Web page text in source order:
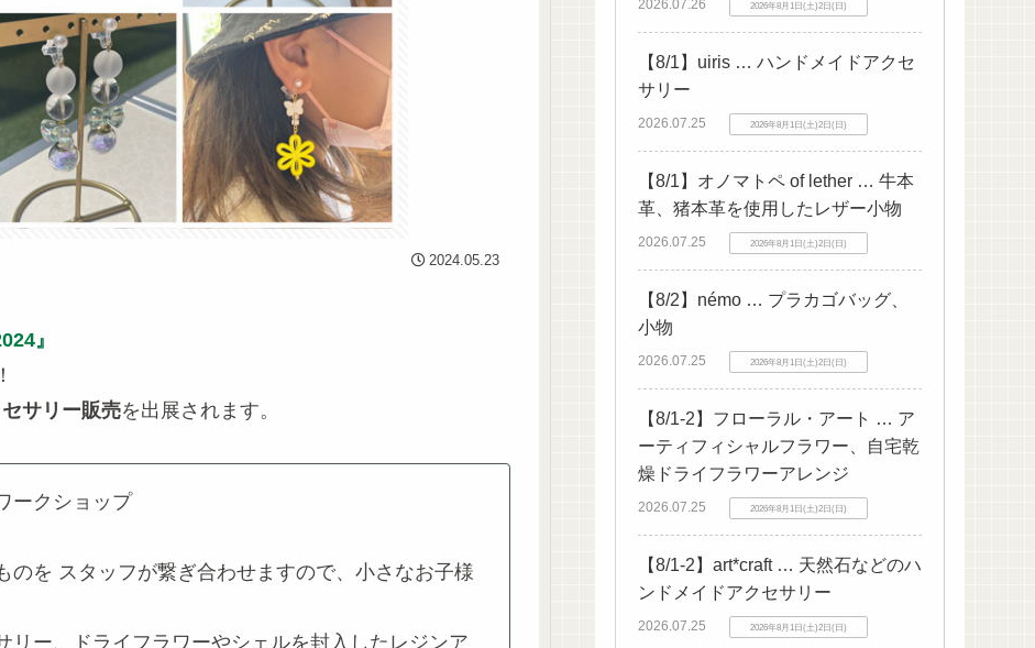
2024.05.23
』
サリー販売を出展されます。
ークショップ
のを スタッフが繋ぎ合わせますので、小さなお子様
リー、ドライフラワーやシェルを封入したレジンア
2026.07.26 2026年8月1日(土)2日(日)
【8/1】uiris … ハンドメイドアクセ
サリー
2026.07.25 2026年8月1日(土)2日(日)
【8/1】オノマトペ of lether … 牛本
革、猪本革を使用したレザー小物
2026.07.25 2026年8月1日(土)2日(日)
【8/2】némo … プラカゴバッグ、
小物
2026.07.25 2026年8月1日(土)2日(日)
【8/1-2】フローラル・アート … ア
ーティフィシャルフラワー、自宅乾
燥ドライフラワーアレンジ
2026.07.25 2026年8月1日(土)2日(日)
【8/1-2】art*craft … 天然石などのハ
ンドメイドアクセサリー
2026.07.25 2026年8月1日(土)2日(日)